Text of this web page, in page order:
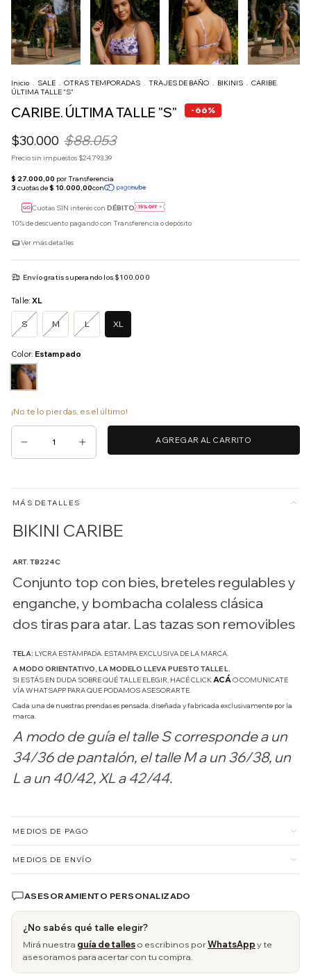
Inicio . SALE . OTRAS TEMPORADAS . TRAJES DE BAÑO . BIKINIS . CARIBE.
ÚLTIMA TALLE "S"
CARIBE. ÚLTIMA TALLE "S" - 66%
$30.000 $88.053
Precio sin impuestos $24.793,39
Cuotas SIN interés con DÉBITO
10% de descuento pagando con Transferencia o depósito
Ver más detalles
Envío gratissuperando los $100.000
Talle: XL
S M L XL
Color: Estampado
¡No te lo pierdas, es el último!
MÁS DETALLES
BIKINI CARIBE
ART. TB224C
Conjunto top con bies, breteles regulables y
enganche, y bombacha colaless clásica
dos tiras para atar. Las tazas son removibles
TELA: LYCRA ESTAMPADA. ESTAMPA EXCLUSIVA DE LA MARCA.
A MODO ORIENTATIVO, LA MODELO LLEVA PUESTO TALLE L.
SI ESTÁS EN DUDA SOBRE QUÉ TALLE ELEGIR, HACÉ CLICK ACÁ O COMUNICATE
VÍA WHATSAPP PARA QUE PODAMOS ASESORARTE.
Cada una de nuestras prendas es pensada, diseñada y fabricada exclusivamente por la
marca.
A modo de guía el talle S corresponde a un
34/36 de pantalón, el talle M a un 36/38, un
L a un 40/42, XL a 42/44.
MEDIOS DE PAGO
MEDIOS DE ENVÍO
ASESORAMIENTO PERSONALIZADO
¿No sabés qué talle elegir?
Mirá nuestra guía de talleso escribinos porWhatsAppy te
asesoramos para acertar con tu compra.